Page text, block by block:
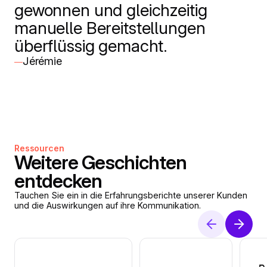
gewonnen und gleichzeitig
manuelle Bereitstellungen
überflüssig gemacht.
—Jérémie
Ressourcen
Weitere Geschichten
entdecken
Tauchen Sie ein in die Erfahrungsberichte unserer Kunden
und die Auswirkungen auf ihre Kommunikation.